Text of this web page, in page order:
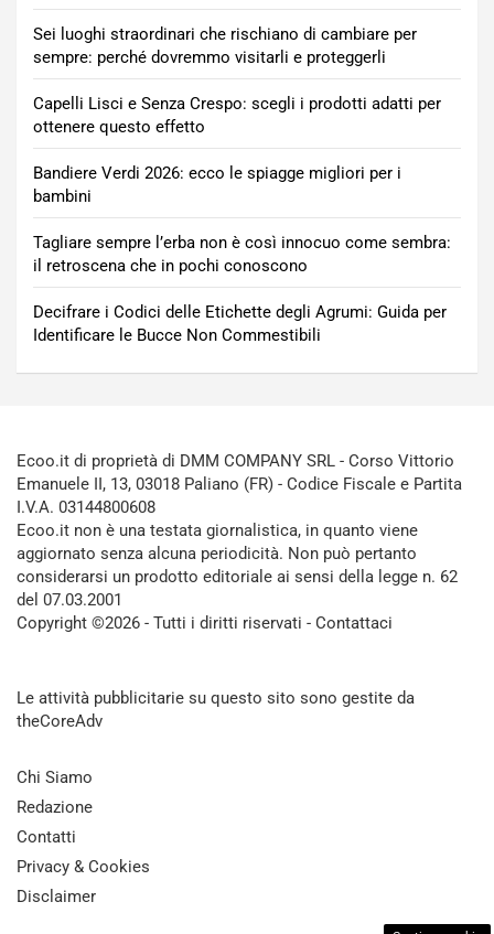
Sei luoghi straordinari che rischiano di cambiare per
sempre: perché dovremmo visitarli e proteggerli
Capelli Lisci e Senza Crespo: scegli i prodotti adatti per
ottenere questo effetto
Bandiere Verdi 2026: ecco le spiagge migliori per i
bambini
Tagliare sempre l’erba non è così innocuo come sembra:
il retroscena che in pochi conoscono
Decifrare i Codici delle Etichette degli Agrumi: Guida per
Identificare le Bucce Non Commestibili
Ecoo.it di proprietà di DMM COMPANY SRL - Corso Vittorio
Emanuele II, 13, 03018 Paliano (FR) - Codice Fiscale e Partita
I.V.A. 03144800608
Ecoo.it non è una testata giornalistica, in quanto viene
aggiornato senza alcuna periodicità. Non può pertanto
considerarsi un prodotto editoriale ai sensi della legge n. 62
del 07.03.2001
Copyright ©2026 - Tutti i diritti riservati - Contattaci
Le attività pubblicitarie su questo sito sono gestite da
theCoreAdv
Chi Siamo
Redazione
Contatti
Privacy & Cookies
Disclaimer